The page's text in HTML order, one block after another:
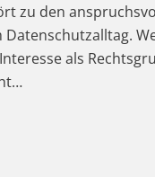
zu den
Datenschutzalltag.
als